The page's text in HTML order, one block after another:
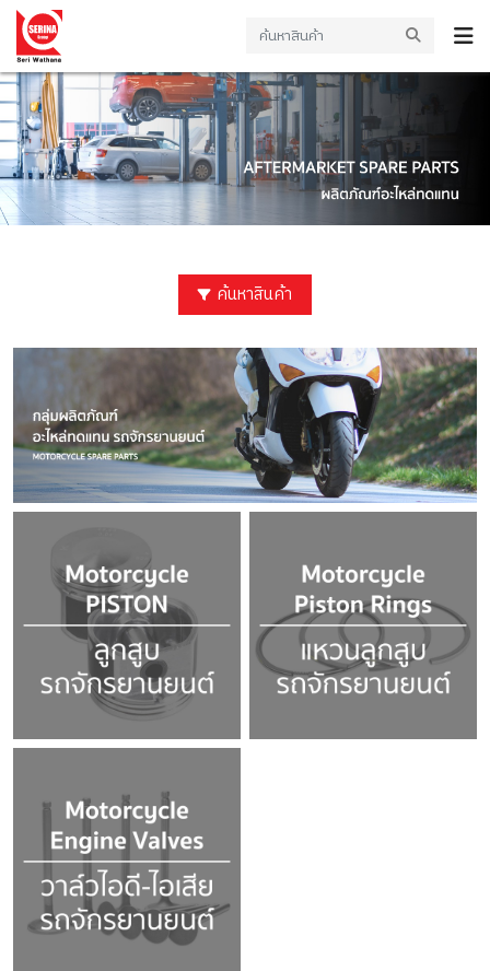
ค้นหาสินค้า